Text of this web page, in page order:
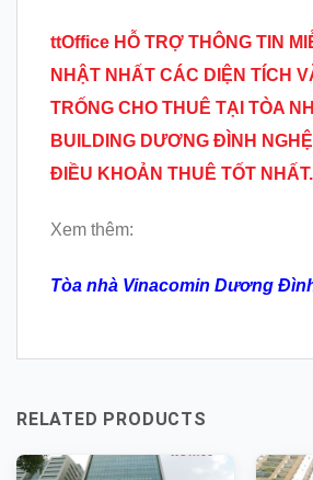
ttOffice HỖ TRỢ THÔNG TIN
NHẬT NHẤT CÁC DIỆN TÍCH
TRỐNG CHO THUÊ TẠI TÒA
BUILDING DƯƠNG ĐÌNH
ĐIỀU KHOẢN THUÊ TỐT NHẤT.
Xem thêm:
Tòa nhà Vinacomin Dương
RELATED PRODUCTS